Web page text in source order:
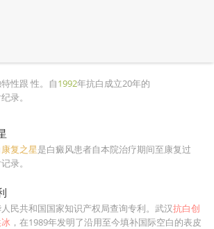
性跟 性。自1992年抗白成立20年的
录。
康复之星是白癜风患者自本院治疗期间至康复过
录。
民共和国国家知识产权局查询专利。武汉抗白创
，在1989年发明了沿用至今填补国际空白的表皮